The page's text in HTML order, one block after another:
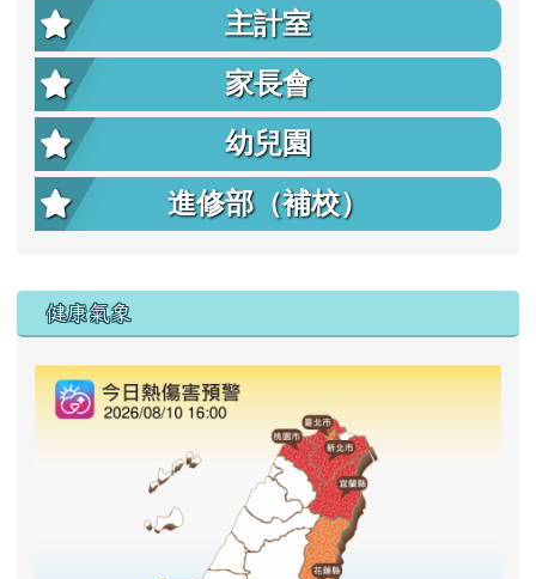
主計室
家長會
幼兒園
進修部（補校）
右邊區域內容
健康氣象